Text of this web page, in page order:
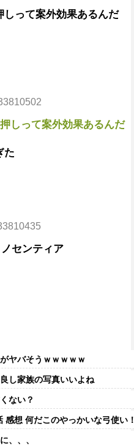
しって案外効果あるんだ
しって案外効果あるんだ
た
センティア
ヤバそうｗｗｗｗｗ
し家族の写真いいよね
ない？
感想 何だこのやっかいな弓使い
、、、